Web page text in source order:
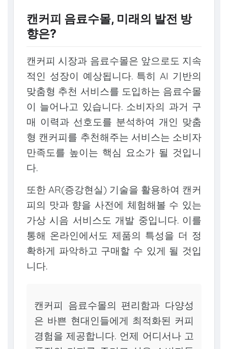
캔커피 음료수몰, 미래의 발전 방
향은?
캔커피 시장과 음료수몰은 앞으로도 지속
적인 성장이 예상됩니다. 특히 AI 기반의
맞춤형 추천 서비스를 도입하는 음료수몰
이 늘어나고 있습니다. 소비자의 과거 구
매 이력과 선호도를 분석하여 개인 맞춤
형 캔커피를 추천해주는 서비스는 소비자
만족도를 높이는 핵심 요소가 될 것입니
다.
또한 AR(증강현실) 기술을 활용하여 캔커
피의 맛과 향을 사전에 체험해볼 수 있는
가상 시음 서비스도 개발 중입니다. 이를
통해 온라인에서도 제품의 특성을 더 정
확하게 파악하고 구매할 수 있게 될 것입
니다.
캔커피 음료수몰의 편리함과 다양성
은 바쁜 현대인들에게 최적화된 커피
경험을 제공합니다. 언제 어디서나 고